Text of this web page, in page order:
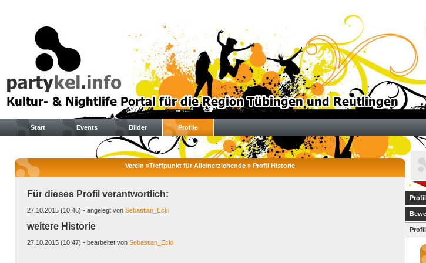
Start Events Bilder Profile
Verein »Treffpunkt für Alleinerziehende » Profil Historie
Für dieses Profil verantwortlich:
27.10.2015 (10:46) - angelegt von Sebastian_Eckl
weitere Historie
27.10.2015 (10:47) - bearbeitet von Sebastian_Eckl
Profil